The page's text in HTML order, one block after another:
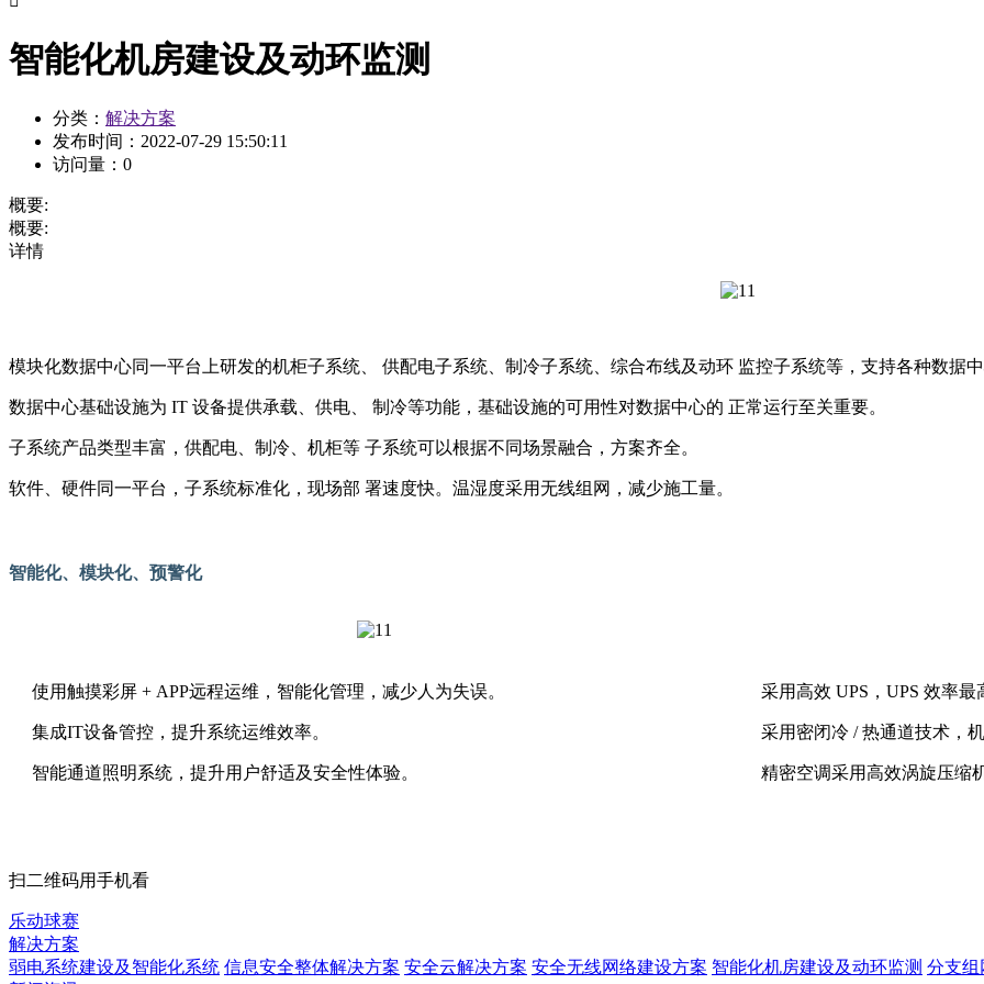
智能化机房建设及动环监测
分类： 解决方案
发布时间： 2022-07-29 15:50:11
访问量： 0
概要:
概要:
详情
模块化数据中心同一平台上研发的机柜子系统、 供配电子系统、制冷子系统、综合布线及动环 监控子系统等，支持各种数据中
数据中心基础设施为 IT 设备提供承载、供电、 制冷等功能，基础设施的可用性对数据中心的 正常运行至关重要。
子系统产品类型丰富，供配电、制冷、机柜等 子系统可以根据不同场景融合，方案齐全。
软件、硬件同一平台，子系统标准化，现场部 署速度快。温湿度采用无线组网，减少施工量。
智能化、模块化、预警化
使用触摸彩屏 + APP远程运维，智能化管理，减少人为失误。
集成IT设备管控，提升系统运维效率。
智能通道照明系统，提升用户舒适及安全性体验。
采用高效 UPS，UPS 效率最
采用密闭冷 / 热通道技术，
精密空调采用高效涡旋压缩
扫二维码用手机看
乐动球赛
解决方案
弱电系统建设及智能化系统 信息安全整体解决方案 安全云解决方案 安全无线网络建设方案 智能化机房建设及动环监测 分支组